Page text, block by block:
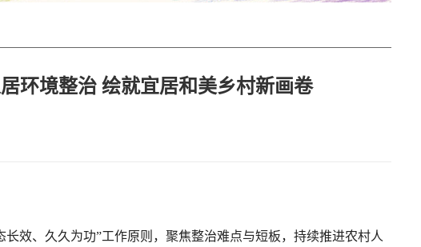
环境整治 绘就宜居和美乡村新画卷
、久久为功”工作原则，聚焦整治难点与短板，持续推进农村人